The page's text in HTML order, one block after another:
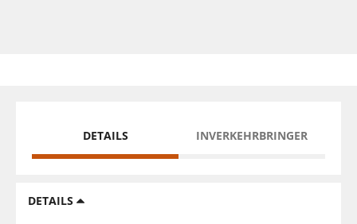
DETAILS INVERKEHRBRINGER
DETAILS